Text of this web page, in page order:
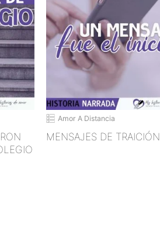
Amor A Distancia
MENSAJES DE TRAICIÓN